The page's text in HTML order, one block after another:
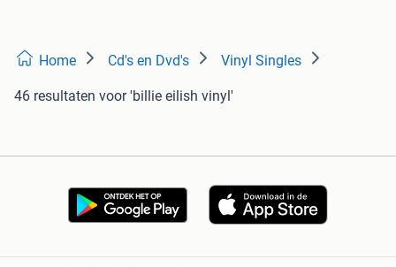
Home Cd's en Dvd's Vinyl Singles
46 resultaten voor 'billie eilish vinyl'